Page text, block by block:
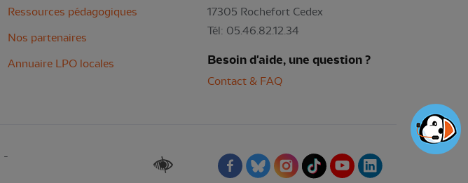
Ressources pédagogiques
Nos partenaires
Annuaire LPO locales
17305 Rochefort Cedex
Tél: 05.46.82.12.34
Besoin d'aide, une question ?
Contact & FAQ
Renforcer les contrastes